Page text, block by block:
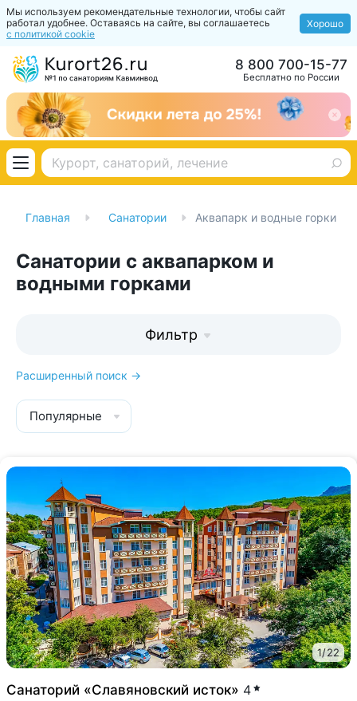
Мы используем рекомендательные технологии, чтобы сайт
работал удобнее. Оставаясь на сайте, вы соглашаетесь
с политикой cookie
Хорошо
Бесплатно по России
8 800 700-15-77
Главная Санатории Аквапарк и водные горки
Санатории с аквапарком и
водными горками
Фильтр
Расширенный поиск →
Популярные
1/22
Санаторий «Славяновский исток» 4